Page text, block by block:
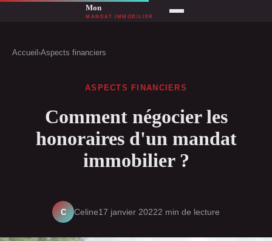
Accueil ›Aspects financiers
ASPECTS FINANCIERS
Comment négocier les
honoraires d'un mandat
immobilier ?
C Celine17 janvier 20222 min de lecture